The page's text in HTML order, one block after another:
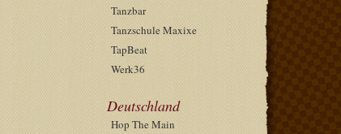
Tanzbar
Tanzschule Maxixe
TapBeat
Werk36
Deutschland
Hop The Main